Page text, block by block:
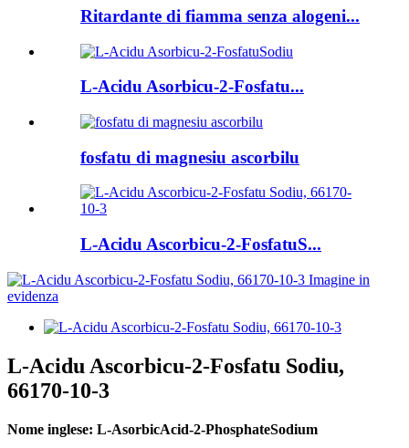
Ritardante di fiamma senza alogeni...
L-Acidu Asorbicu-2-Fosfatu...
fosfatu di magnesiu ascorbilu
L-Acidu Ascorbicu-2-FosfatuS...
L-Acidu Ascorbicu-2-Fosfatu Sodiu,
66170-10-3
Nome inglese: L-AsorbicAcid-2-PhosphateSodium